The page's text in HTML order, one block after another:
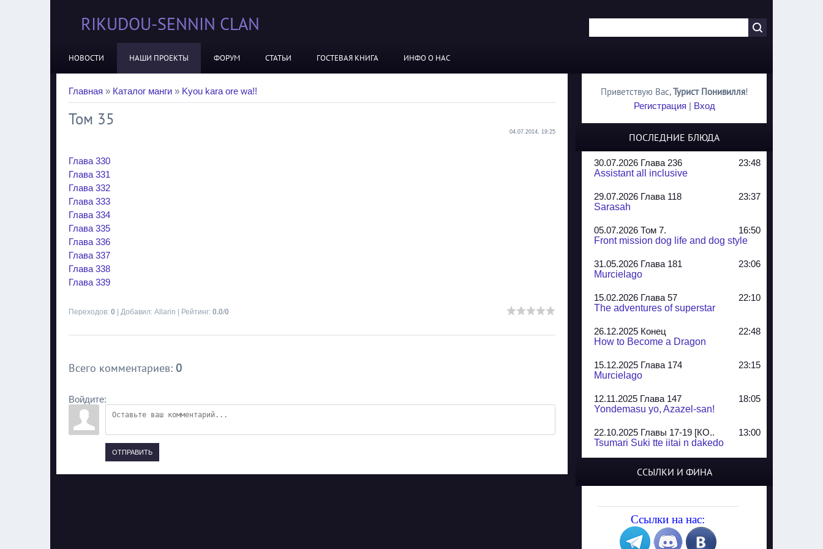
RIKUDOU-SENNIN CLAN
НОВОСТИ НАШИ ПРОЕКТЫ ФОРУМ СТАТЬИ ГОСТЕВАЯ КНИГА ИНФО О НАС
Главная » Каталог манги » Kyou kara ore wa!!
Том 35
04.07.2014, 19:25
Глава 330
Глава 331
Глава 332
Глава 333
Глава 334
Глава 335
Глава 336
Глава 337
Глава 338
Глава 339
Переходов: 0 Добавил: Allarin Рейтинг: 0.0/0
Всего комментариев: 0
Войдите:
ОТПРАВИТЬ
Приветствую Вас,Турист Понивилля!
Регистрация | Вход
ПОСЛЕДНИЕ БЛЮДА
30.07.2026 Глава 236
23:48
Assistant all inclusive
29.07.2026 Глава 118
23:37
Sarasah
05.07.2026 Том 7.
16:50
Front mission dog life and dog style
31.05.2026 Глава 181
23:06
Murcielago
15.02.2026 Глава 57
22:10
The adventures of superstar
26.12.2025 Конец
22:48
How to Become a Dragon
15.12.2025 Глава 174
23:15
Murcielago
12.11.2025 Глава 147
18:05
Yondemasu yo, Azazel-san!
22.10.2025 Главы 17-19 [КО..
13:00
Tsumari Suki tte iitai n dakedo
Jungle Juice
Yozakura Shijuusou
08.08.2025 Глава 50
A Compendium of Ghosts
ССЫЛКИ И ФИНА
Ссылки на нас: